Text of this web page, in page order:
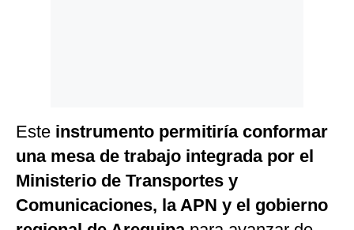
Este instrumento permitiría conformar
una mesa de trabajo integrada por el
Ministerio de Transportes y
Comunicaciones, la APN y el gobierno